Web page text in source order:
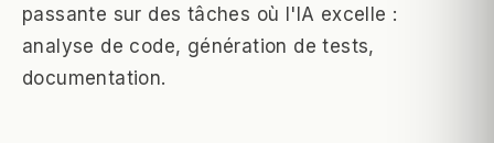
passante sur des tâches où l'IA excelle :
analyse de code, génération de tests,
documentation.